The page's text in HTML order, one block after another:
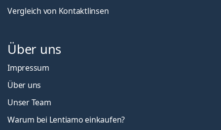
Vergleich von Kontaktlinsen
Über uns
Impressum
Über uns
Unser Team
Warum bei Lentiamo einkaufen?